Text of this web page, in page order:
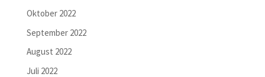
Oktober 2022
September 2022
August 2022
Juli 2022